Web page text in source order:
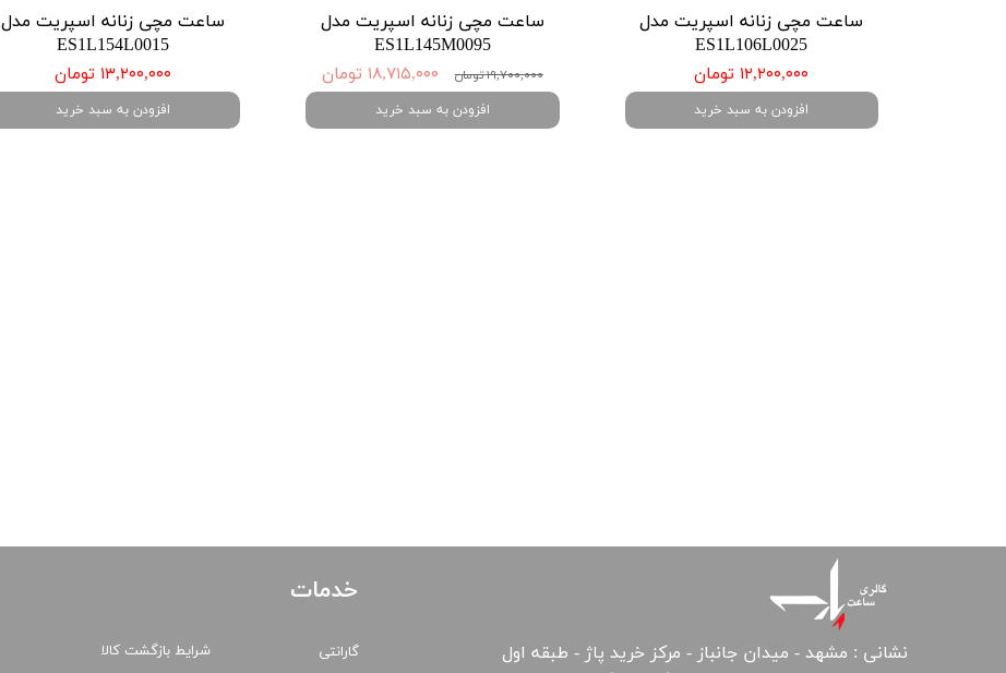
ساعت مچی زنانه اسپریت مدل
ES1L106L0025
۱۲,۲۰۰,۰۰۰ تومان
افزودن به سبد خرید
ساعت مچی زنانه اسپریت مدل
ES1L145M0095
۱۹,۷۰۰,۰۰۰ تومان ۱۸,۷۱۵,۰۰۰ تومان
افزودن به سبد خرید
ساعت مچی زنانه اسپریت مدل
ES1L154L0015
۱۳,۲۰۰,۰۰۰ تومان
افزودن به سبد خرید
نشانی : مشهد - میدان جانباز - مرکز خرید پاژ - طبقه اول
خدمات
گارانتی شرایط بازگشت کالا